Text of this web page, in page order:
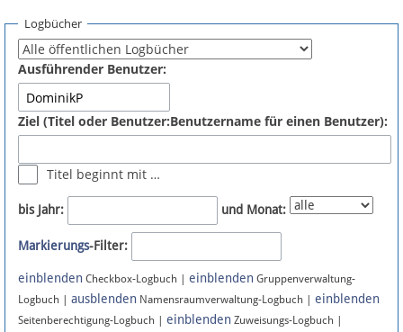
Fördermitglied werden
Fehler melden
Newsletter
Bluesky
Facebook
Instagram
Logbücher
Ausführender Benutzer:
Ziel (Titel oder Benutzer:Benutzername für einen Benutzer):
Titel beginnt mit …
bis Jahr: und Monat:
Markierungs-Filter:
einblenden Checkbox-Logbuch | einblenden Gruppenverwaltung-
Logbuch | ausblenden Namensraumverwaltung-Logbuch | einblenden
Seitenberechtigung-Logbuch | einblenden Zuweisungs-Logbuch |